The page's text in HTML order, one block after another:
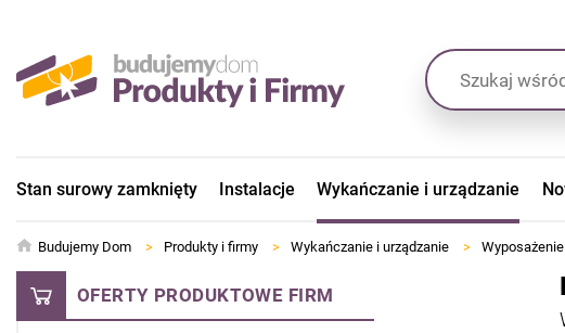
Stan surowy zamknięty Instalacje Wykańczanie i urządzanie
Budujemy Dom > Produkty i firmy > Wykańczanie i urządzanie >
OFERTY PRODUKTOWE FIRM